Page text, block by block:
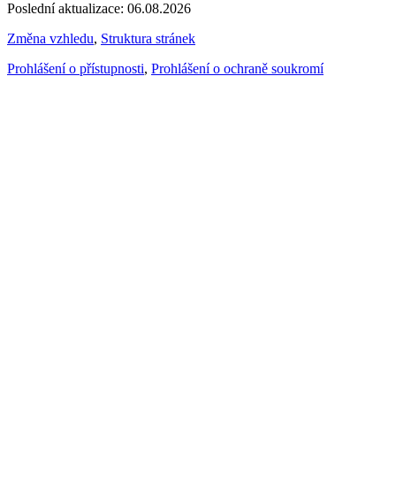
Poslední aktualizace: 06.08.2026
Změna vzhledu, Struktura stránek
Prohlášení o přístupnosti, Prohlášení o ochraně soukromí